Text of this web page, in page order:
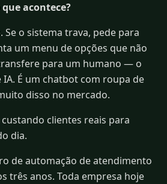
acontece?
o sistema trava, pede para
um menu de opções que não
para um humano — o
IA. É um chatbot com roupa de
disso no mercado.
clientes reais para
dia.
de automação de atendimento
três anos. Toda empresa hoje